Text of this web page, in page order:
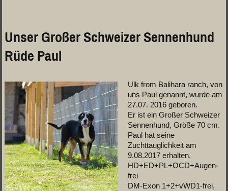
.
Unser Großer Schweizer Sennenhund
Rüde Paul
Ulk from Balihara ranch, von
uns Paul genannt, wurde am
27.07. 2016 geboren.
Er ist ein Großer Schweizer
Sennenhund, Größe 70 cm.
Paul hat seine
Zuchttauglichkeit am
9.08.2017 erhalten.
HD+ED+PL+OCD+Augen-
frei
DM-Exon 1+2+vWD1-frei,